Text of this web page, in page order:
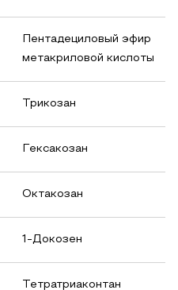
Пентадециловый эфир
метакриловой кислоты
Трикозан
Гексакозан
Октакозан
1-Докозен
Тетратриаконтан